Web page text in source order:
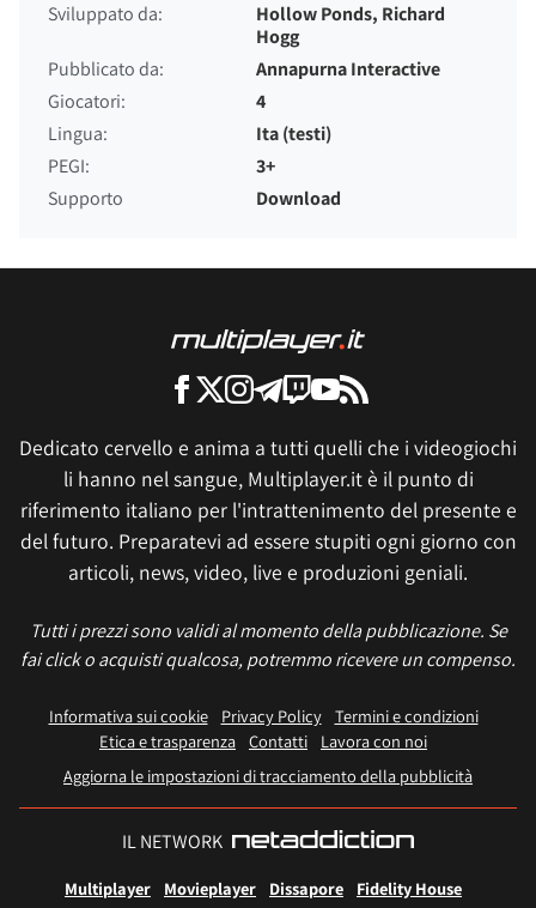
Sviluppato da:
Hollow Ponds, Richard
Hogg
Pubblicato da:
Annapurna Interactive
Giocatori:
4
Lingua:
Ita (testi)
PEGI:
3+
Supporto
Download
Dedicato cervello e anima a tutti quelli che i videogiochi
li hanno nel sangue, Multiplayer.it è il punto di
riferimento italiano per l'intrattenimento del presente e
del futuro. Preparatevi ad essere stupiti ogni giorno con
articoli, news, video, live e produzioni geniali.
Tutti i prezzi sono validi al momento della pubblicazione. Se
fai click o acquisti qualcosa, potremmo ricevere un compenso.
Informativa sui cookie Privacy Policy
Termini e condizioni
Etica e trasparenza Contatti
Lavora con noi
Aggiorna le impostazioni di tracciamento della pubblicità
IL NETWORK
Multiplayer Movieplayer Dissapore Fidelity House